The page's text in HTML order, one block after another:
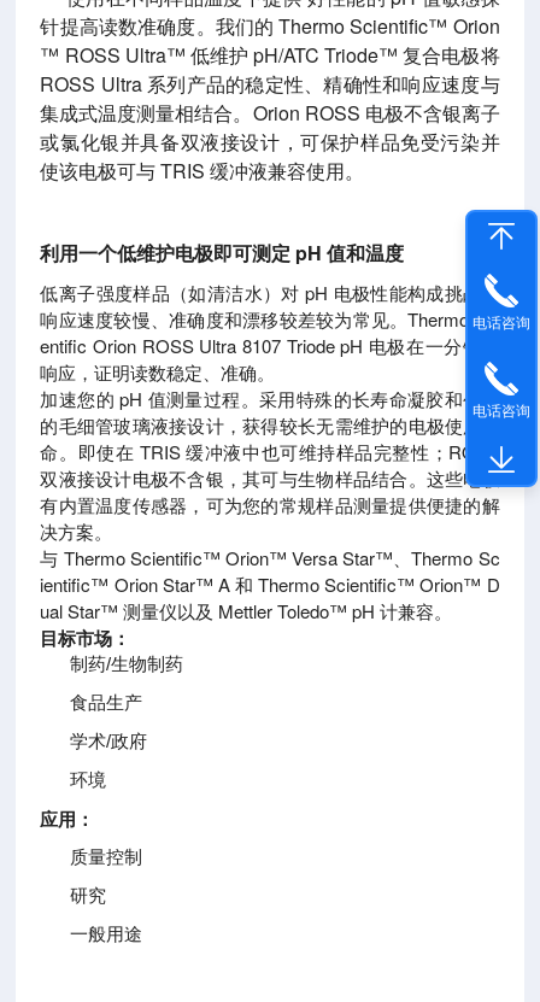
针提高读数准确度。我们的 Thermo Scientific™ Orion
™ ROSS Ultra™ 低维护 pH/ATC Triode™ 复合电极将
ROSS Ultra 系列产品的稳定性、精确性和响应速度与
集成式温度测量相结合。Orion ROSS 电极不含银离子
或氯化银并具备双液接设计，可保护样品免受污染并
使该电极可与 TRIS 缓冲液兼容使用。
利用一个低维护电极即可测定 pH 值和温度
低离子强度样品（如清洁水）对 pH 电极性能构成挑战。
响应速度较慢、准确度和漂移较差较为常见。Thermo Sci
entific Orion ROSS Ultra 8107 Triode pH 电极在一分钟内
响应，证明读数稳定、准确。
加速您的 pH 值测量过程。采用特殊的长寿命凝胶和创新
的毛细管玻璃液接设计，获得较长无需维护的电极使用寿
命。即使在 TRIS 缓冲液中也可维持样品完整性；ROSS
双液接设计电极不含银，其可与生物样品结合。这些电极
有内置温度传感器，可为您的常规样品测量提供便捷的解
决方案。
与 Thermo Scientific™ Orion™ Versa Star™、Thermo Sc
ientific™ Orion Star™ A 和 Thermo Scientific™ Orion™ D
ual Star™ 测量仪以及 Mettler Toledo™ pH 计兼容。
目标市场：
制药/生物制药
食品生产
学术/政府
环境
应用：
质量控制
研究
一般用途
电话咨询
电话咨询